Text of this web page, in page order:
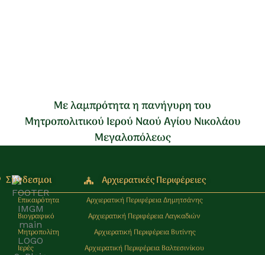
Με λαμπρότητα η πανήγυρη του
Μητροπολιτικού Ιερού Ναού Αγίου Νικολάου
Μεγαλοπόλεως
Σύνδεσμοι
Επικαιρότητα
Βιογραφικό
Μητροπολίτη
Ιερές
Αρχιερατικές Περιφέρειες
Αρχιερατική Περιφέρεια Δημητσάνης
Αρχιερατική Περιφέρεια Λαγκαδιών
Αρχιερατική Περιφέρεια Βυτίνης
Αρχιερατική Περιφέρεια Βαλτεσινίκου